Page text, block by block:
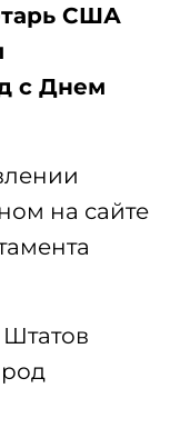
США
с Днем
на сайте